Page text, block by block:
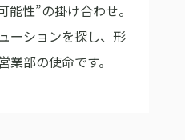
性”の掛け合わせ。
ーションを探し、形
部の使命です。